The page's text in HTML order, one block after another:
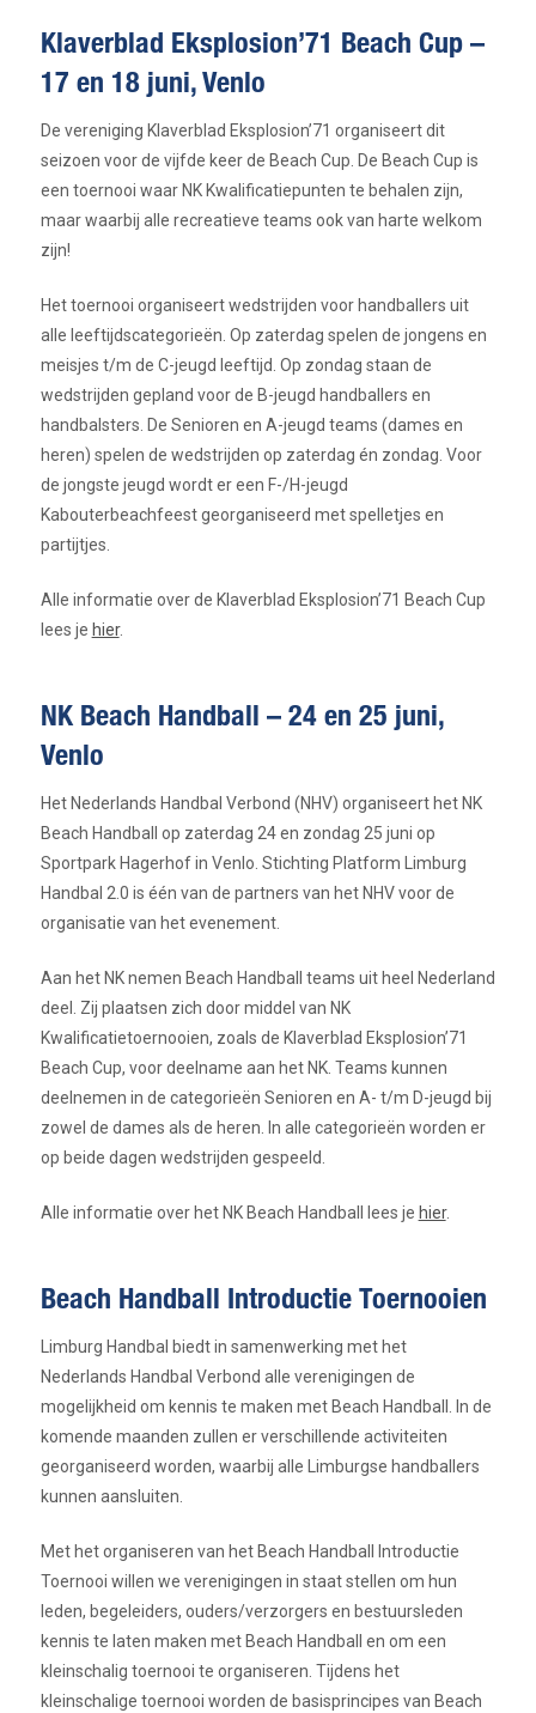
Klaverblad Eksplosion’71 Beach Cup –
17 en 18 juni, Venlo
De vereniging Klaverblad Eksplosion’71 organiseert dit
seizoen voor de vijfde keer de Beach Cup. De Beach Cup is
een toernooi waar NK Kwalificatiepunten te behalen zijn,
maar waarbij alle recreatieve teams ook van harte welkom
zijn!
Het toernooi organiseert wedstrijden voor handballers uit
alle leeftijdscategorieën. Op zaterdag spelen de jongens en
meisjes t/m de C-jeugd leeftijd. Op zondag staan de
wedstrijden gepland voor de B-jeugd handballers en
handbalsters. De Senioren en A-jeugd teams (dames en
heren) spelen de wedstrijden op zaterdag én zondag. Voor
de jongste jeugd wordt er een F-/H-jeugd
Kabouterbeachfeest georganiseerd met spelletjes en
partijtjes.
Alle informatie over de Klaverblad Eksplosion’71 Beach Cup
lees je hier.
NK Beach Handball – 24 en 25 juni,
Venlo
Het Nederlands Handbal Verbond (NHV) organiseert het NK
Beach Handball op zaterdag 24 en zondag 25 juni op
Sportpark Hagerhof in Venlo. Stichting Platform Limburg
Handbal 2.0 is één van de partners van het NHV voor de
organisatie van het evenement.
Aan het NK nemen Beach Handball teams uit heel Nederland
deel. Zij plaatsen zich door middel van NK
Kwalificatietoernooien, zoals de Klaverblad Eksplosion’71
Beach Cup, voor deelname aan het NK. Teams kunnen
deelnemen in de categorieën Senioren en A- t/m D-jeugd bij
zowel de dames als de heren. In alle categorieën worden er
op beide dagen wedstrijden gespeeld.
Alle informatie over het NK Beach Handball lees je hier.
Beach Handball Introductie Toernooien
Limburg Handbal biedt in samenwerking met het
Nederlands Handbal Verbond alle verenigingen de
mogelijkheid om kennis te maken met Beach Handball. In de
komende maanden zullen er verschillende activiteiten
georganiseerd worden, waarbij alle Limburgse handballers
kunnen aansluiten.
Met het organiseren van het Beach Handball Introductie
Toernooi willen we verenigingen in staat stellen om hun
leden, begeleiders, ouders/verzorgers en bestuursleden
kennis te laten maken met Beach Handball en om een
kleinschalig toernooi te organiseren. Tijdens het
kleinschalige toernooi worden de basisprincipes van Beach